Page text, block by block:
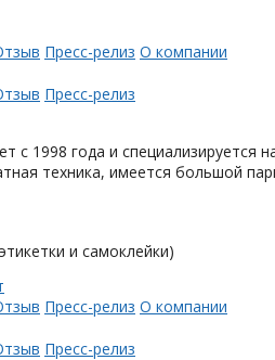
Пресс-релиз О компании
Пресс-релиз
с 1998 года и специализируется
техника, имеется большой
и самоклейки)
Пресс-релиз О компании
Пресс-релиз